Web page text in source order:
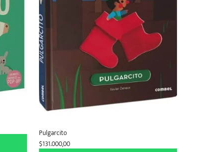
Pulgarcito
$131.000,00